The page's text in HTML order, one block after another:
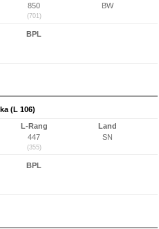
850
(701)
BW
BPL
(L 106)
L-Rang
447
(355)
Land
SN
BPL